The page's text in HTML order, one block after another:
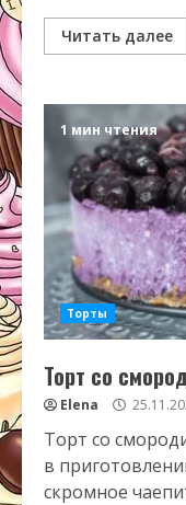
Читать далее
1 мин чтения
Торты
Торт со
Elena
Торт со
в
скромное